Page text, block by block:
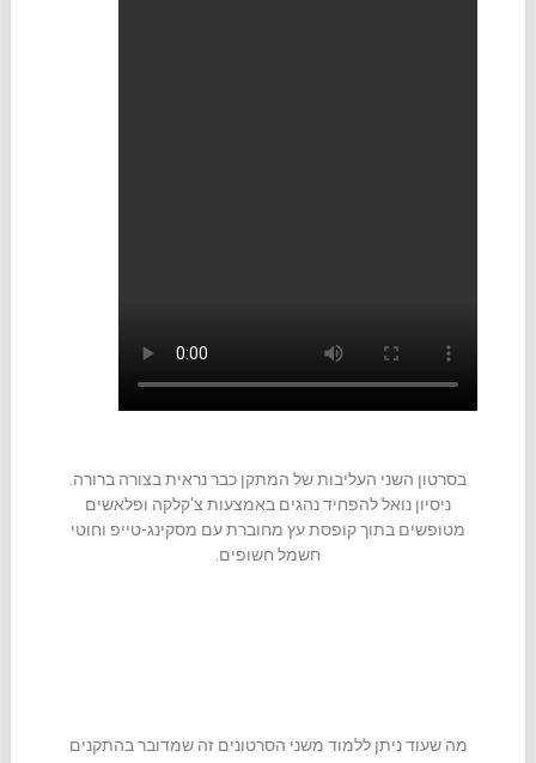
בסרטון השני העליבות של המתקן כבר נראית בצורה ברורה.
ניסיון נואל להפחיד נהגים באמצעות צ'קלקה ופלאשים
מטופשים בתוך קופסת עץ מחוברת עם מסקינג-טייפ וחוטי
חשמל חשופים.
מה שעוד ניתן ללמוד משני הסרטונים זה שמדובר בהתקנים